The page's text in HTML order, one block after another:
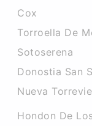
Cox
Torroella De
Sotoserena
Donostia San
Nueva
Hondon De